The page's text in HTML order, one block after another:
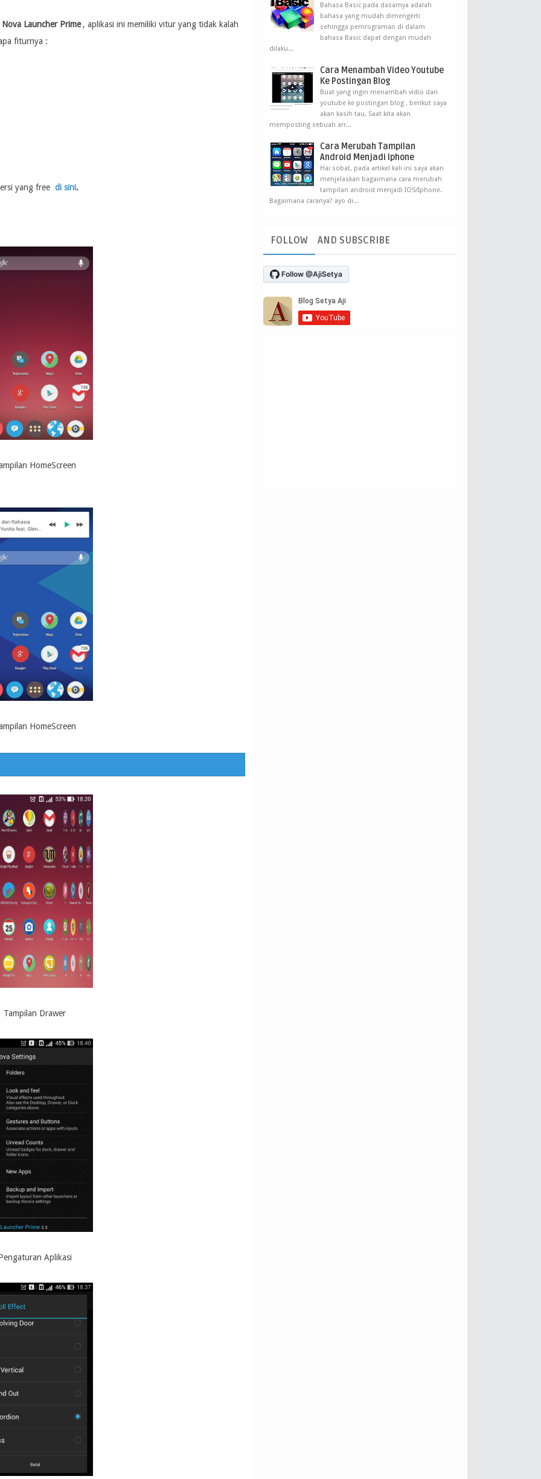
Nova Launcher Prime , aplikasi ini memiliki vitur yang tidak kalah
fiturnya :
yang free di sini.
HomeScreen
HomeScreen
Tampilan Drawer
Aplikasi
Bahasa Basic pada dasarnya adalah
bahasa yang mudah dimengerti
sehingga pemrograman di dalam
bahasa Basic dapat dengan mudah
dilaku...
Cara Menambah Video Youtube
Ke Postingan Blog
Buat yang ingin menambah vidio dari
youtube ke postingan blog , berikut saya
akan kasih tau. Saat kita akan
memposting sebuah arr...
Cara Merubah Tampilan
Android Menjadi Iphone
Hai sobat, pada artikel kali ini saya akan
menjelaskan bagaimana cara merubah
tampilan android menjadi IOS/Iphone.
Bagaimana caranya? ayo di...
FOLLOW AND SUBSCRIBE